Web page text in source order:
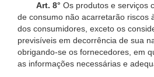
Art. 8° Os produtos e serviços
de consumo não acarretarão riscos
dos consumidores, exceto os
previsíveis em decorrência de sua
obrigando-se os fornecedores, em
as informações necessárias e